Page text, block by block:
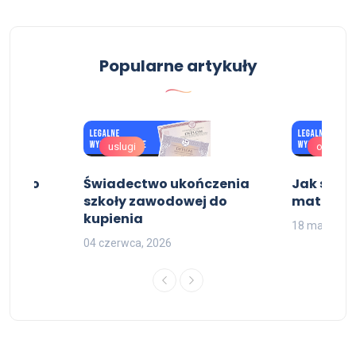
Popularne artykuły
uslugi
Świadectwo ukończenia
szkoły zawodowej do
kupienia
04 czerwca, 2026
oferta
Jak
18 maja,